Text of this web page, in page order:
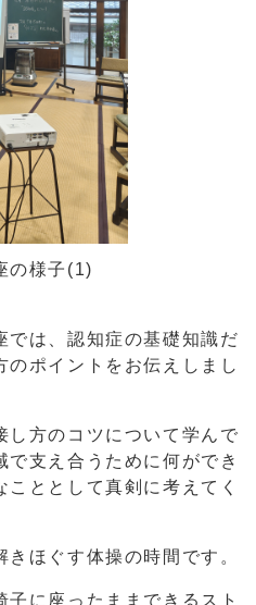
の様子(1)
では、認知症の基礎知識だ
のポイントをお伝えしまし
し方のコツについて学んで
支え合うために何ができ
ととして真剣に考えてく
ほぐす体操の時間です。
に座ったままできるスト